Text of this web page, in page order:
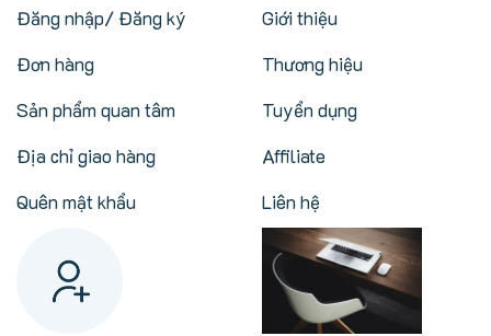
Đăng nhập/ Đăng ký
Đơn hàng
Sản phẩm quan tâm
Địa chỉ giao hàng
Quên mật khẩu
Giới thiệu
Thương hiệu
Tuyển dụng
Affiliate
Liên hệ